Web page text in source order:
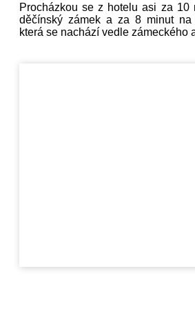
Procházkou se z hotelu asi za 10
děčínský zámek a za 8 minut na
která se nachází vedle zámeckého